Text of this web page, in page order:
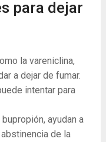
para dejar
la vareniclina,
a dejar de fumar.
intentar para
ayudan a
de la